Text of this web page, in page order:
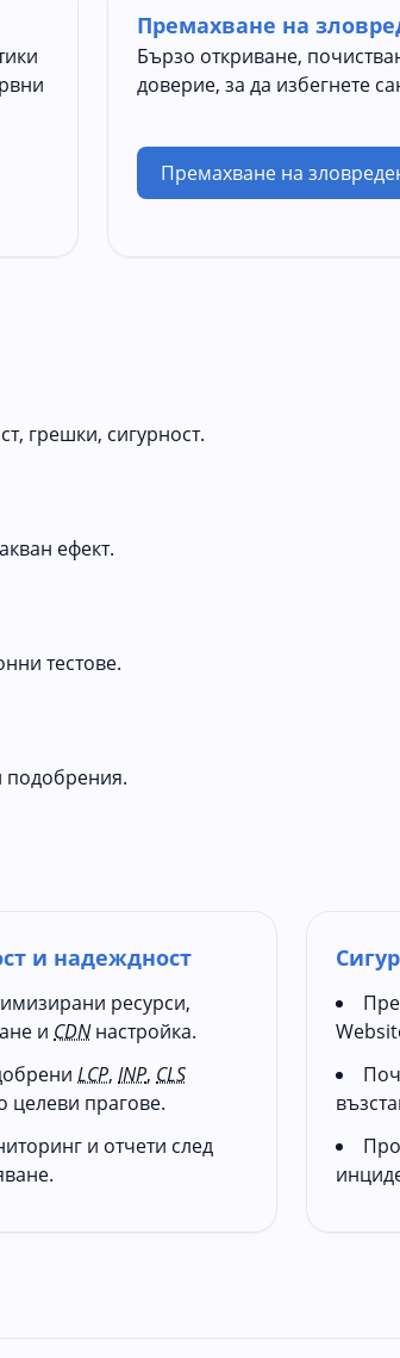
Премахване на
Бързо откриване,
доверие, за да избегнете
Премахване на
грешки, сигурност.
ефект.
тестове.
подобрения.
и надеждност
ресурси,
и CDNнастройка.
LCP,INP, CLS
целеви прагове.
и отчети след